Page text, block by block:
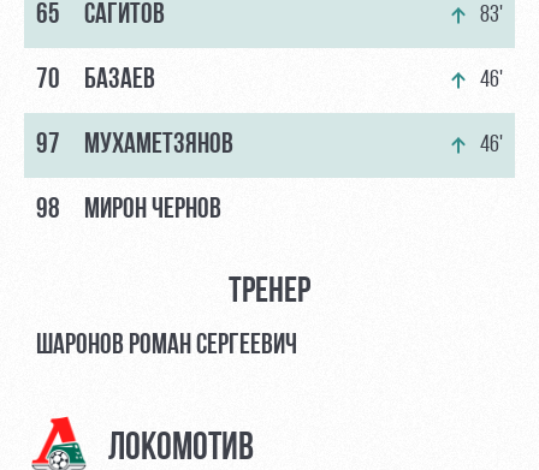
65 САГИТОВ 83'
70 БАЗАЕВ 46'
97 МУХАМЕТЗЯНОВ 46'
98 МИРОН ЧЕРНОВ
ТРЕНЕР
ШАРОНОВ РОМАН СЕРГЕЕВИЧ
ЛОКОМОТИВ